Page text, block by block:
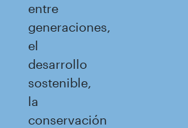
entre
generaciones,
el
desarrollo
sostenible,
la
conservación